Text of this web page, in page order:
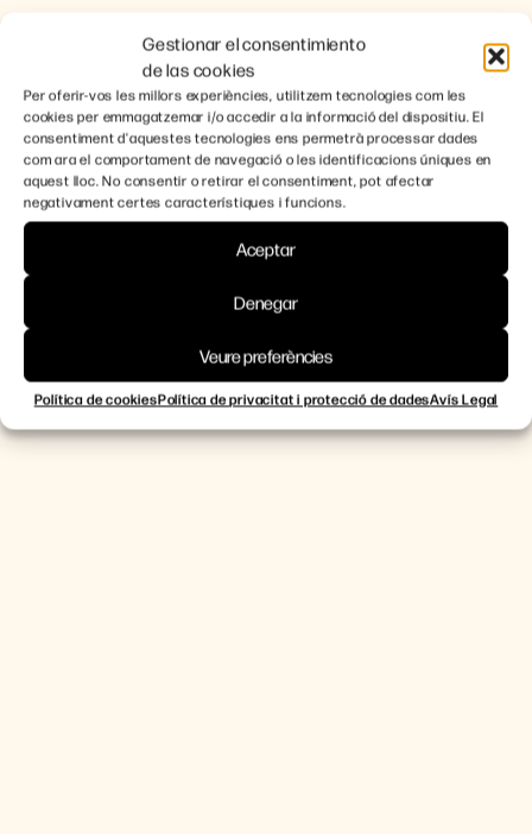
Gestionar el consentimiento
de las cookies
Per oferir-vos les millors experiències, utilitzem tecnologies com les
cookies per emmagatzemar i/o accedir a la informació del dispositiu. El
consentiment d'aquestes tecnologies ens permetrà processar dades
com ara el comportament de navegació o les identificacions úniques en
aquest lloc. No consentir o retirar el consentiment, pot afectar
negativament certes característiques i funcions.
Aceptar
Denegar
Veure preferències
Política de cookiesPolítica de privacitat i protecció de dadesAvís Legal